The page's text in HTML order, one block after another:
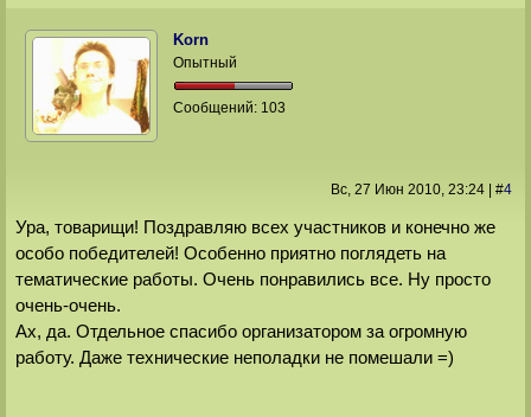
Korn
Опытный
Сообщений: 103
Вс, 27 Июн 2010, 23:24| #4
Ура, товарищи! Поздравляю всех участников и конечно же
особо победителей! Особенно приятно поглядеть на
тематические работы. Очень понравились все. Ну просто
очень-очень.
Ах, да. Отдельное спасибо организатором за огромную
работу. Даже технические неполадки не помешали =)